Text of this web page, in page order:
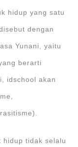
hidup yang satu
dengan
Yunani, yaitu
berarti
idschool akan
hidup tidak selalu